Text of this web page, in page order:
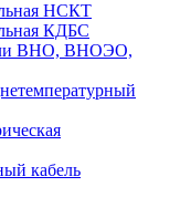
НСКТ
КДБС
ВНО, ВНОЭО,
кабель